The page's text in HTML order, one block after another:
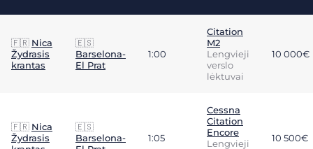
🇫🇷 Nica
Žydrasis
krantas
🇪🇸
Barselona-
El Prat
1:00
Citation
M2
Lengvieji
verslo
lėktuvai
10 000€
🇫🇷 Nica
Žydrasis
🇪🇸
Barselona-
1:05
Cessna
Citation
Encore
Lengvieji
10 500€